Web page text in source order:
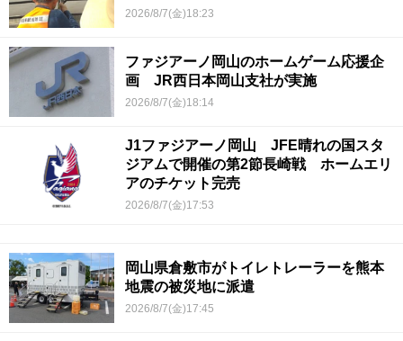
2026/8/7(金)18:23
ファジアーノ岡山のホームゲーム応援企
画 JR西日本岡山支社が実施
2026/8/7(金)18:14
J1ファジアーノ岡山 JFE晴れの国スタ
ジアムで開催の第2節長崎戦 ホームエリ
アのチケット完売
2026/8/7(金)17:53
岡山県倉敷市がトイレトレーラーを熊本
地震の被災地に派遣
2026/8/7(金)17:45